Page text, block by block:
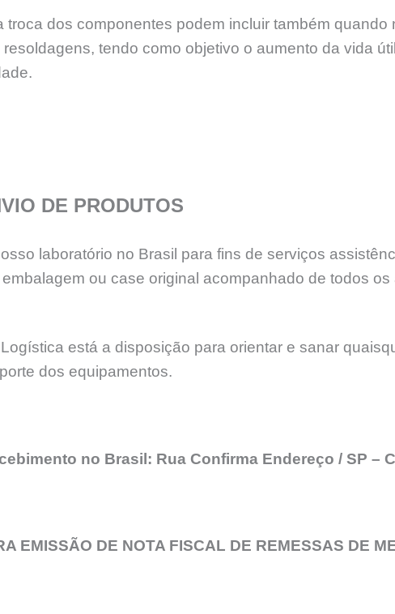
dos componentes podem incluir também
tendo como objetivo o aumento da vida
DE PRODUTOS
laboratório no Brasil para fins de serviços
ou case original acompanhado de todos
está a disposição para orientar e sanar
dos equipamentos.
no Brasil: Rua Confirma Endereço / SP
EMISSÃO DE NOTA FISCAL DE REMESSAS DE